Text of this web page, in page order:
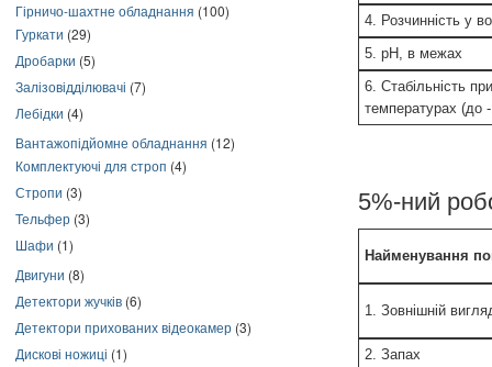
Гірничо-шахтне обладнання (100)
Гуркати (29)
Дробарки (5)
Залізовідділювачі (7)
Лебідки (4)
Вантажопідйомне обладнання (12)
Комплектуючі для строп (4)
Стропи (3)
Тельфер (3)
Шафи (1)
Двигуни (8)
Детектори жучків (6)
Детектори прихованих відеокамер (3)
Дискові ножиці (1)
4. Розчинність у
5. рН, в межах
6. Стабільність
температурах (до
5%-ний
Найменування
1. Зовнішній
2. Запах